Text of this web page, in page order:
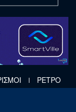
ΡΕΤΡΟ